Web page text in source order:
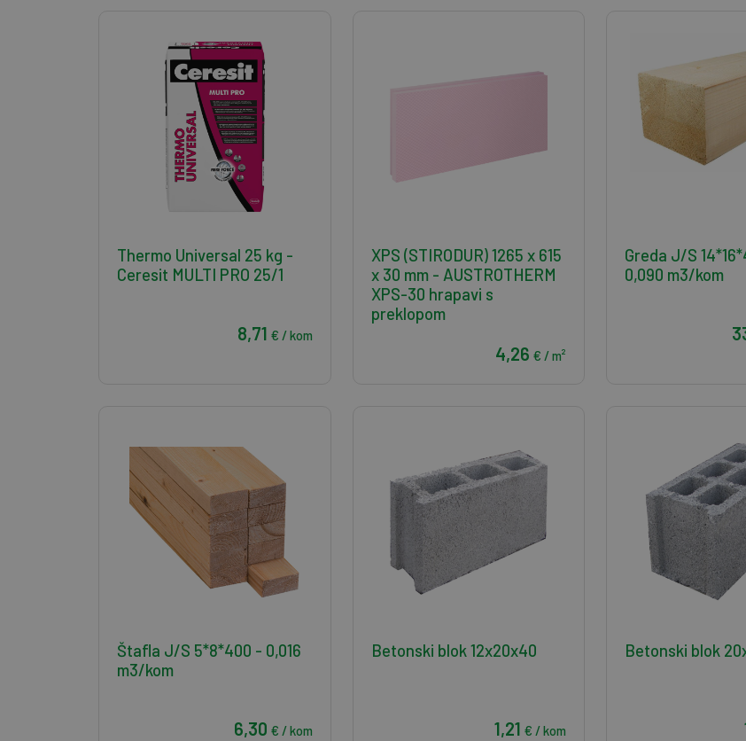
Thermo Universal 25 kg -
Ceresit MULTI PRO 25/1
8,71 € / kom
XPS (STIRODUR) 1265 x 615
x 30 mm - AUSTROTHERM
XPS-30 hrapavi s
preklopom
4,26 € / m²
Greda J/S
0,090 m3/kom
Štafla J/S 5*8*400 - 0,016
m3/kom
6,30 € / kom
Betonski blok 12x20x40
1,21 € / kom
Betonski blok